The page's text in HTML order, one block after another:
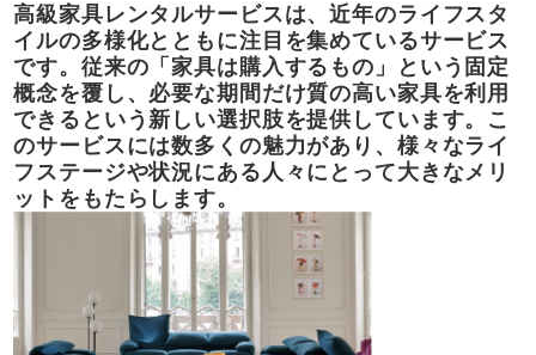
高級家具レンタルサービスは、近年のライフスタ
イルの多様化とともに注目を集めているサービス
です。従来の「家具は購入するもの」という固定
概念を覆し、必要な期間だけ質の高い家具を利用
できるという新しい選択肢を提供しています。こ
のサービスには数多くの魅力があり、様々なライ
フステージや状況にある人々にとって大きなメリ
ットをもたらします。